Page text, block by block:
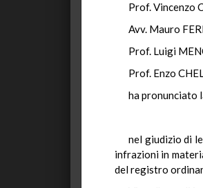
Prof. Vincenzo
Avv. Mauro
Prof. Luigi
Prof. Enzo
ha pronunciato
nel giudizio di
infrazioni in
del registro